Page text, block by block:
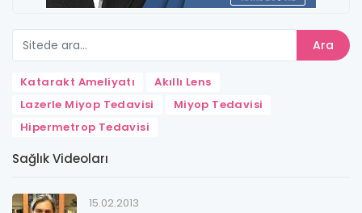
Ara
Katarakt Ameliyatı
Akıllı Lens
Lazerle Miyop Tedavisi
Miyop Tedavisi
Hipermetrop Tedavisi
Sağlık Videoları
15.02.2013